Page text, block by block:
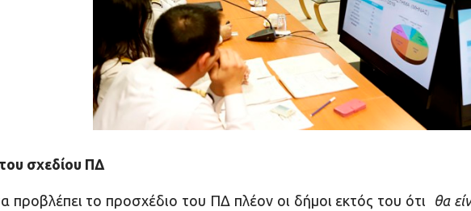
σχεδίου ΠΔ
το προσχέδιο του ΠΔ πλέον οι δήμοι εκτός του ότι
θα